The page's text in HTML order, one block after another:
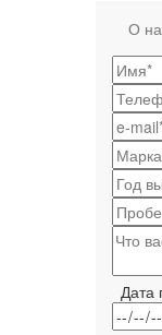
О
Дата